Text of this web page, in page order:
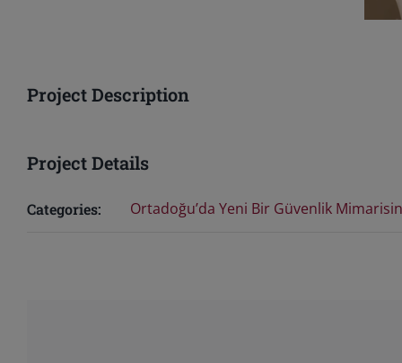
Project Description
Project Details
Categories: Ortadoğu’da Yeni Bir Güvenlik